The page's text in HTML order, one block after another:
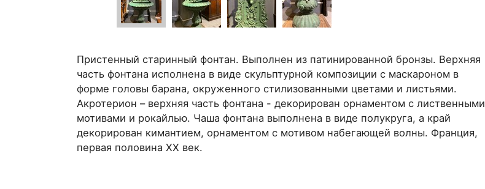
Пристенный старинный фонтан. Выполнен из патинированной бронзы. Верхняя
часть фонтана исполнена в виде скульптурной композиции с маскароном в
форме головы барана, окруженного стилизованными цветами и листьями.
Акротерион – верхняя часть фонтана - декорирован орнаментом с лиственными
мотивами и рокайлью. Чаша фонтана выполнена в виде полукруга, а край
декорирован кимантием, орнаментом с мотивом набегающей волны. Франция,
первая половина ХХ век.